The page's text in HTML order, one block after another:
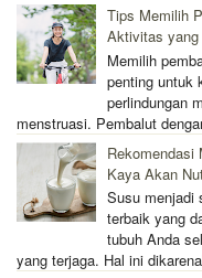
Tips Memilih
Aktivitas
Memilih
penting untuk
perlindungan
menstruasi. Pembalut
Rekomendasi
Kaya Akan
Susu menjadi
terbaik yang
tubuh Anda
yang terjaga. Hal ini